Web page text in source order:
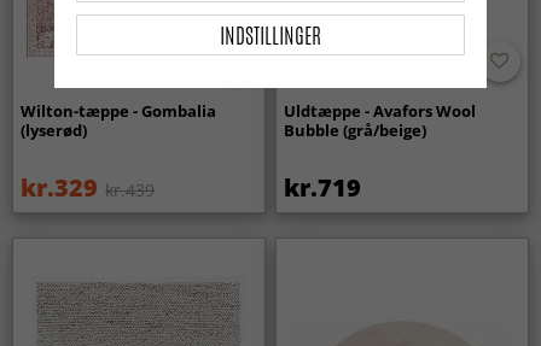
Wilton-tæppe - Gombalia
(lyserød)
kr.329 kr.439
Uldtæppe - Avafors Wool
Bubble (grå/beige)
kr.719
INDSTILLINGER